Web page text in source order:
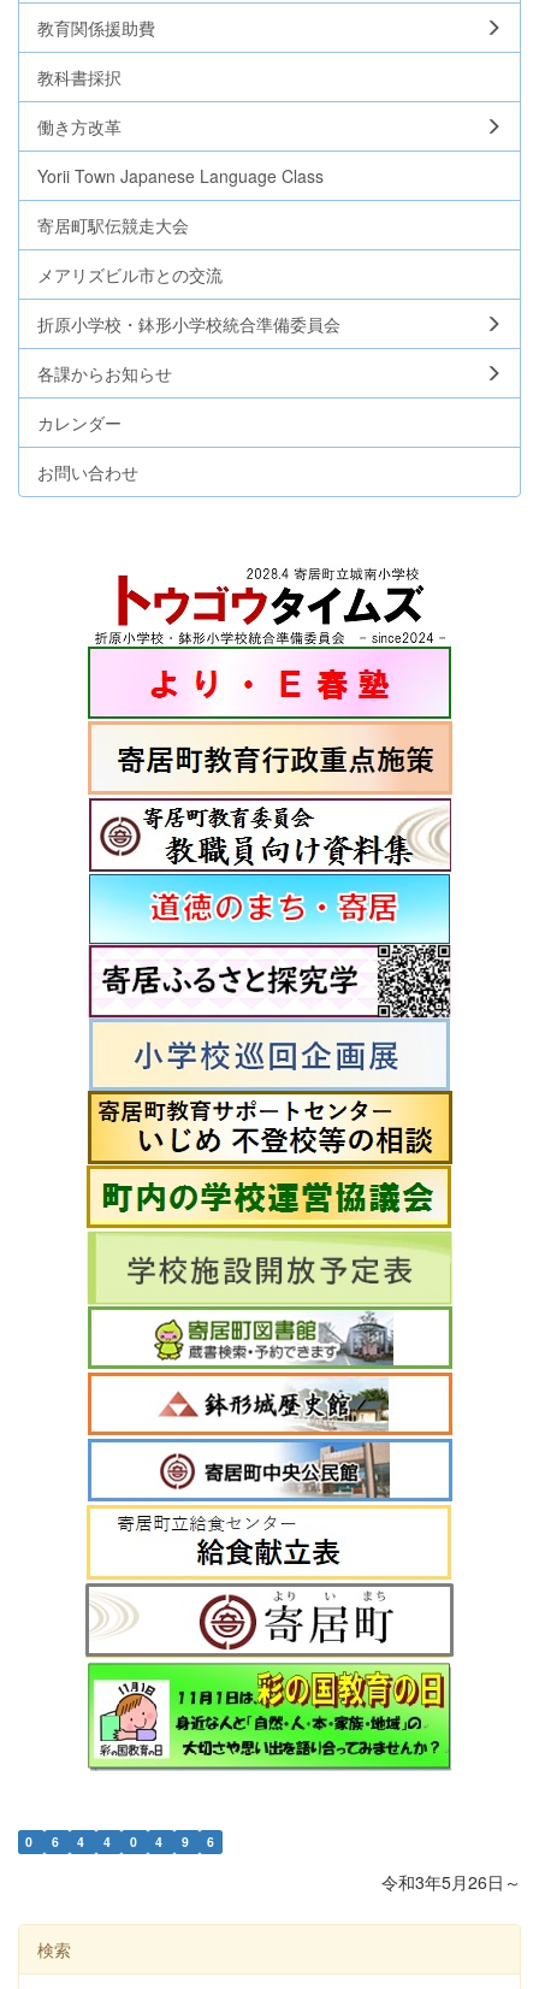
教育関係援助費
教科書採択
働き方改革
Yorii Town Japanese Language Class
寄居町駅伝競走大会
メアリズビル市との交流
折原小学校・鉢形小学校統合準備委員会
各課からお知らせ
カレンダー
お問い合わせ
0 6 4 4 0 4 9 6
令和3年5月26日～
検索